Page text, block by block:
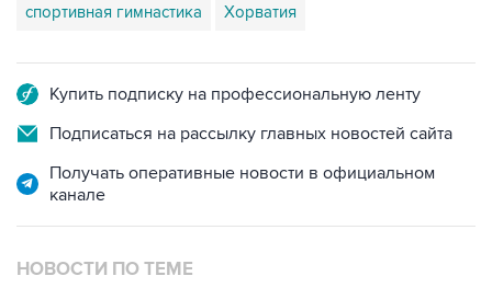
спортивная гимнастика Хорватия
Купить подписку на профессиональную ленту
Подписаться на рассылку главных новостей сайта
Получать оперативные новости в официальном
канале
НОВОСТИ ПО ТЕМЕ